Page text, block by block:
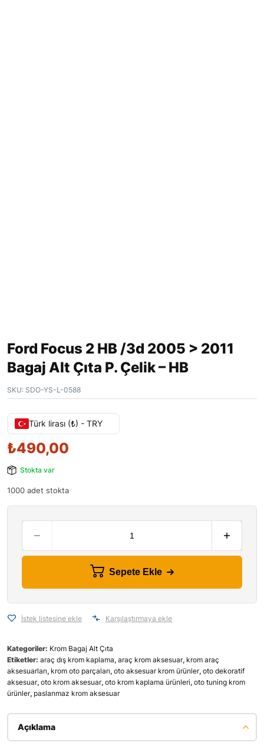
Ford Focus 2 HB /3d 2005 > 2011
Bagaj Alt Çıta P. Çelik – HB
SKU: SDO-YS-L-0588
Türk lirası (₺) - TRY
₺490,00
Stokta var
1000 adet stokta
Sepete Ekle
İstek listesine ekle Karşılaştırmaya ekle
Kategoriler: Krom Bagaj Alt Çıta
Etiketler: araç dış krom kaplama, araç krom aksesuar, krom araç
aksesuarları, krom oto parçaları, oto aksesuar krom ürünler, oto dekoratif
aksesuar, oto krom aksesuar, oto krom kaplama ürünleri, oto tuning krom
ürünler, paslanmaz krom aksesuar
Açıklama